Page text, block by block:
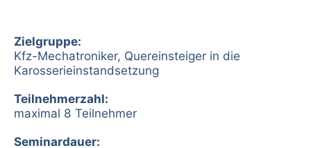
Zielgruppe:
Kfz-Mechatroniker, Quereinsteiger in die
Karosserieinstandsetzung
Teilnehmerzahl:
maximal 8 Teilnehmer
Seminardauer: